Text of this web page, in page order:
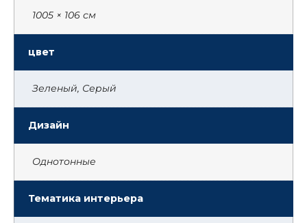
1005 × 106 см
цвет
Зеленый, Серый
Дизайн
Однотонные
Тематика интерьера